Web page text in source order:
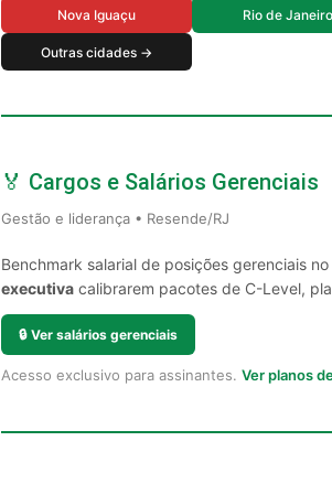
Nova Iguaçu Rio de Janeiro
Outras cidades →
🏅 Cargos e Salários Gerenciais
Gestão e liderança • Resende/RJ
Benchmark salarial de posições gerenciais
executiva calibrarem pacotes de C-Level,
🔒 Ver salários gerenciais
Acesso exclusivo para assinantes. Ver planos